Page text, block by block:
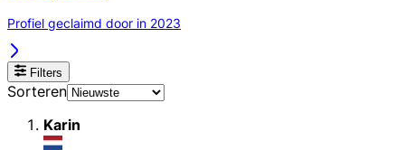
Profiel geclaimd door in 2023
Filters
Sorteren
Karin